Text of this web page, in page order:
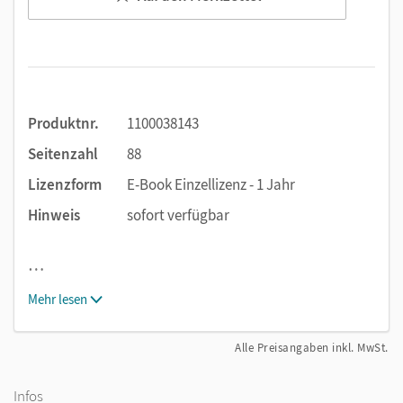
Produktnr.
1100038143
Seitenzahl
88
Lizenzform
E-Book Einzellizenz - 1 Jahr
Hinweis
sofort verfügbar
…
Mehr lesen
Alle Preisangaben inkl. MwSt.
Infos